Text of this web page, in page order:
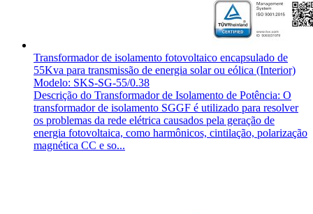
Transformador de isolamento fotovoltaico encapsulado de
55Kva para transmissão de energia solar ou eólica (Interior)
Modelo: SKS-SG-55/0.38
Descrição do Transformador de Isolamento de Potência: O
transformador de isolamento SGGF é utilizado para resolver
os problemas da rede elétrica causados pela geração de
energia fotovoltaica, como harmônicos, cintilação, polarização
magnética CC e so...